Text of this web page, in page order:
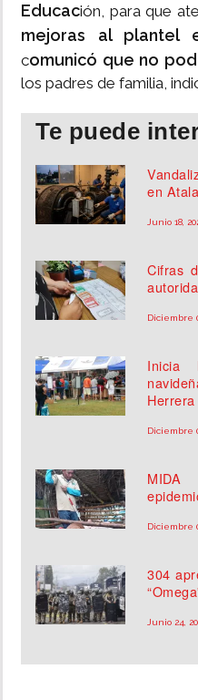
Educación, para que
mejoras al plantel
comunicó que no
los padres de familia,
Te puede
en
Junio 18,
Cifras
Diciembre
Inicia
Herrera
Diciembre
MIDA
Diciembre
304
Junio 24,